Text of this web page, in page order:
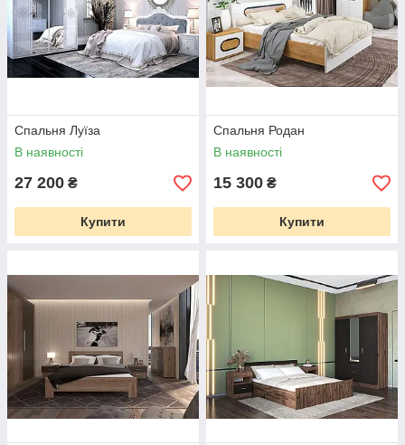
Спальня Луїза
В наявності
27 200 ₴
Купити
Спальня Родан
В наявності
15 300 ₴
Купити